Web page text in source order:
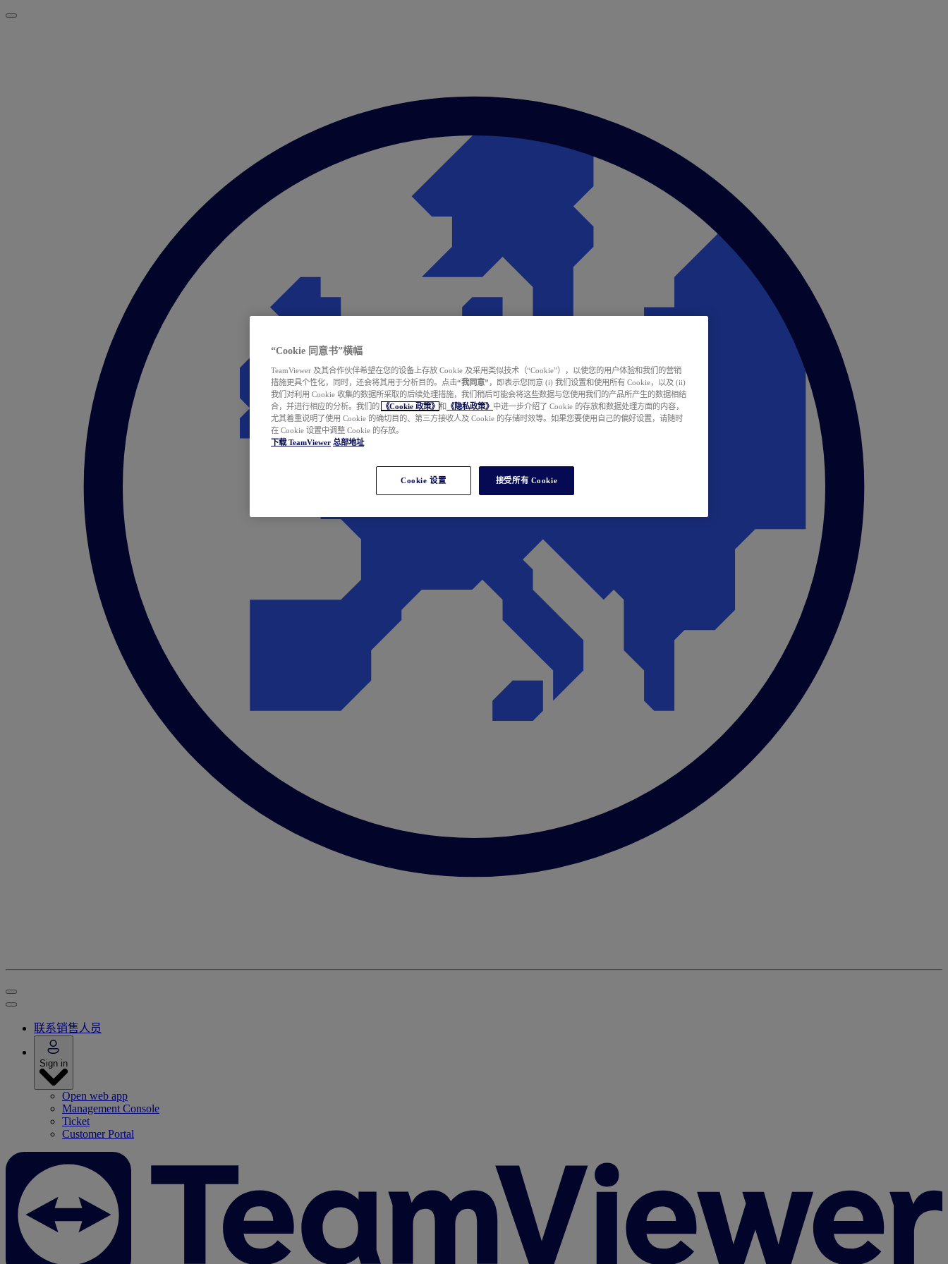
联系销售人员
Sign in
Open web app
Management Console
Ticket
Customer Portal
“Cookie 同意书”横幅
TeamViewer 及其合作伙伴希望在您的设备上存放 Cookie 及采用类似技术（“Cookie”），以使您的用户体验和我们的营销
措施更具个性化，同时，还会将其用于分析目的。点击“我同意” ，即表示您同意 (i) 我们设置和使用所有 Cookie，以及 (ii)
我们对利用 Cookie 收集的数据所采取的后续处理措施，我们稍后可能会将这些数据与您使用我们的产品所产生的数据相结
合，并进行相应的分析。我们的
《Cookie 政策》 和 《隐私政策》 中进一步介绍了 Cookie 的存放和数据处理方面的内容，
尤其着重说明了使用 Cookie 的确切目的、第三方接收人及 Cookie 的存储时效等。如果您要使用自己的偏好设置，请随时
在 Cookie 设置中调整 Cookie 的存放。
下载 TeamViewer 总部地址
Cookie 设置 接受所有 Cookie